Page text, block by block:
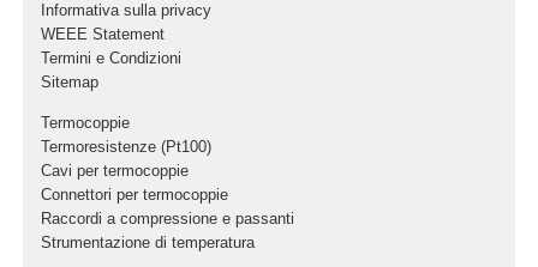
Informativa sulla privacy
WEEE Statement
Termini e Condizioni
Sitemap
Termocoppie
Termoresistenze (Pt100)
Cavi per termocoppie
Connettori per termocoppie
Raccordi a compressione e passanti
Strumentazione di temperatura